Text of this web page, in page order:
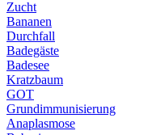
Zucht
Bananen
Durchfall
Badegäste
Badesee
Kratzbaum
GOT
Grundimmunisierung
Anaplasmose